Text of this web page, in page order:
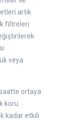
artık
filtreleri
veya
ortaya
körü
kadar etkili